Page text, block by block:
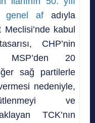
genel afadıyla
kabul
CHP’nin
MSP’den 20
sağ partilerle
nedeniyle,
ve
TCK’nın